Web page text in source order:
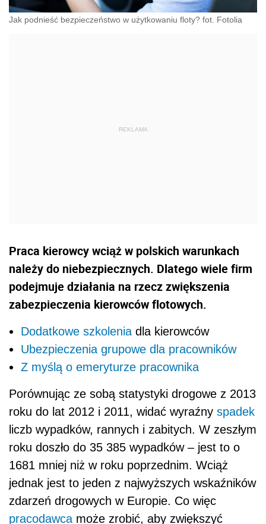
Jak podnieść bezpieczeństwo w użytkowaniu floty? fot. Fotolia
Praca kierowcy wciąż w polskich warunkach
należy do niebezpiecznych. Dlatego wiele firm
podejmuje działania na rzecz zwiększenia
zabezpieczenia kierowców flotowych.
Dodatkowe szkolenia dla kierowców
Ubezpieczenia grupowe dla pracowników
Z myślą o emeryturze pracownika
Porównując ze sobą statystyki drogowe z 2013
roku do lat 2012 i 2011, widać wyraźny spadek
liczb wypadków, rannych i zabitych. W zeszłym
roku doszło do 35 385 wypadków – jest to o
1681 mniej niż w roku poprzednim. Wciąż
jednak jest to jeden z najwyższych wskaźników
zdarzeń drogowych w Europie. Co więc
pracodawca może zrobić, aby zwiększyć